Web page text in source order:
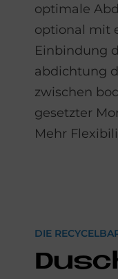
optimale
optional mit
Ein­bindung
abdichtung
zwischen
gesetzter
Mehr
DIE